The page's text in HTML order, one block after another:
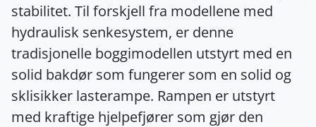
stabilitet. Til forskjell fra modellene med
hydraulisk senkesystem, er denne
tradisjonelle boggimodellen utstyrt med en
solid bakdør som fungerer som en solid og
sklisikker lasterampe. Rampen er utstyrt
med kraftige hjelpefjører som gjør den